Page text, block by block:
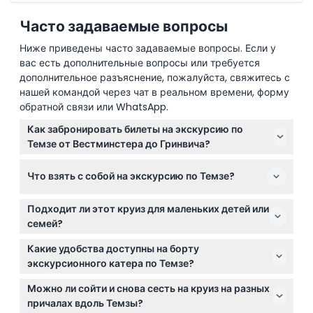
Часто задаваемые вопросы
Ниже приведены часто задаваемые вопросы. Если у
вас есть дополнительные вопросы или требуется
дополнительное разъяснение, пожалуйста, свяжитесь с
нашей командой через чат в реальном времени, форму
обратной связи или WhatsApp.
Как забронировать билеты на экскурсию по
Темзе от Вестминстера до Гринвича?
прямо здесь, на этом сайте. Просто выберите
мест и мгновенно забронируйте.
Что взять с собой на экскурсию по Темзе?
Возьмите с собой фотоаппарат или смартфон для
фотографий, одевайтесь комфортно в соответствии
с погодой и захватите легкую куртку для
прохладных месяцев, поскольку некоторые палубы
открытые. Не забудьте необходимые вещи, такие
солнечно.
Подходит ли этот круиз для маленьких детей или
семей?
Да! Дети до 5 лет путешествуют бесплатно, а круиз
ориентирован на семьи с детьми, предоставляя
много места для безопасного наслаждения видами.
Какие удобства доступны на борту
экскурсионного катера по Темзе?
На судах есть открытые палубы с панорамным
видом и отапливаемые внутренние салоны, а также
Можно ли сойти и снова сесть на круиз на разных
причалах вдоль Темзы?